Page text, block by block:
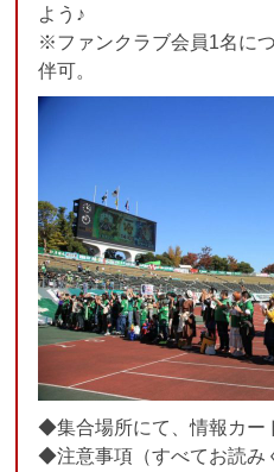
よう♪
※ファンクラブ会員1名に
伴可。
◆集合場所にて、情報カー
◆注意事項（すべてお読み